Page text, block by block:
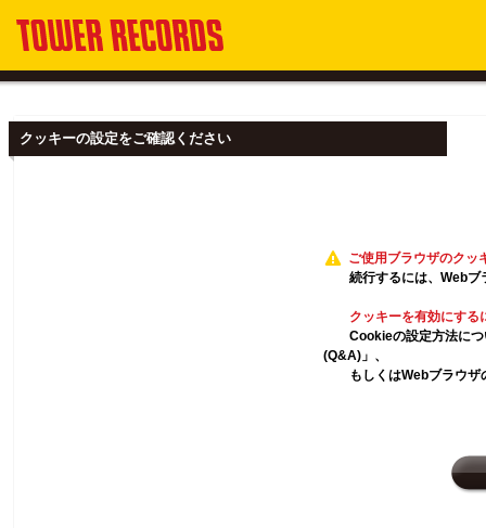
クッキーの設定をご確認ください
ご使用ブラウザのクッ
続行するには、Web
クッキーを有効にする
Cookieの設定方法に
(Q&A)」、
もしくはWebブラウ